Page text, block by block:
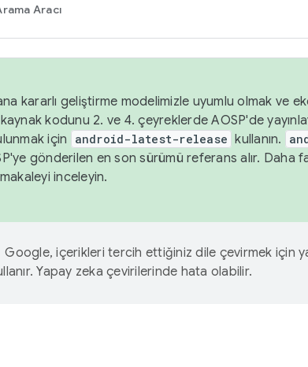
Aracı
kararlı geliştirme modelimizle uyumlu olmak ve
kodunu 2. ve 4. çeyreklerde AOSP'de
için
android-latest-release kullanın.
gönderilen en son sürümü referans alır. Daha
makaleyi inceleyin.
Google, içerikleri tercih ettiğiniz dile çevirmek için
Yapay zeka çevirilerinde hata olabilir.